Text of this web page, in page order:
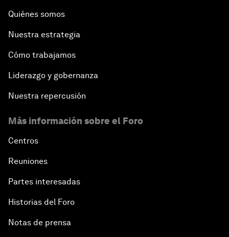
Quiénes somos
Nuestra estrategia
Cómo trabajamos
Liderazgo y gobernanza
Nuestra repercusión
Más información sobre el Foro
Centros
Reuniones
Partes interesadas
Historias del Foro
Notas de prensa